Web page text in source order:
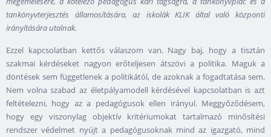
tankönyvterjesztés államosítására, az iskolák KLIK által való központi
irányítására utalnak.
Ezzel kapcsolatban kettős válaszom van. Nagy baj, hogy a tisztán
szakmai kérdéseket nagyon erőteljesen átszövi a politika. Maguk a
döntések sem függetlenek a politikától, de azoknak a fogadtatása sem.
Nem volna szabad az életpályamodell kérdésével kapcsolatban is azt
feltételezni, hogy az a pedagógusok ellen irányul. Meggyőződésem,
hogy egy viszonylag objektív kritériumokat tartalmazó minősítési
rendszer védelmet nyújt a pedagógusoknak mind az igazgató, mind